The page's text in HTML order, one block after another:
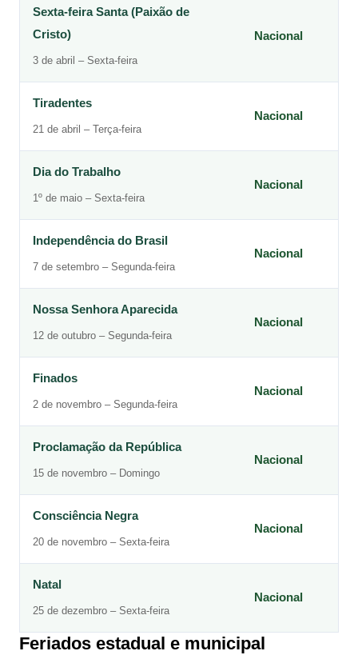
Sexta-feira Santa (Paixão de
Cristo)
3 de abril – Sexta-feira
Nacional
Tiradentes
21 de abril – Terça-feira
Nacional
Dia do Trabalho
1º de maio – Sexta-feira
Nacional
Independência do Brasil
7 de setembro – Segunda-feira
Nacional
Nossa Senhora Aparecida
12 de outubro – Segunda-feira
Nacional
Finados
2 de novembro – Segunda-feira
Nacional
Proclamação da República
15 de novembro – Domingo
Nacional
Consciência Negra
20 de novembro – Sexta-feira
Nacional
Natal
25 de dezembro – Sexta-feira
Nacional
Feriados estadual e municipal